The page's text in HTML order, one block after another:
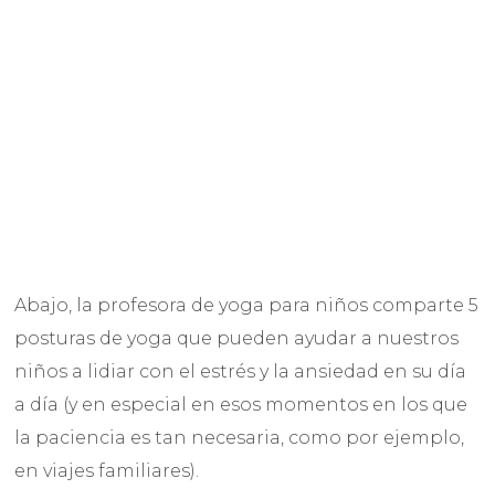
Abajo, la profesora de yoga para niños comparte 5
posturas de yoga que pueden ayudar a nuestros
niños a lidiar con el estrés y la ansiedad en su día
a día (y en especial en esos momentos en los que
la paciencia es tan necesaria, como por ejemplo,
en viajes familiares).